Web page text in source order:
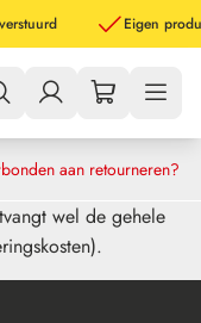
Eigen
aan retourneren?
wel de gehele